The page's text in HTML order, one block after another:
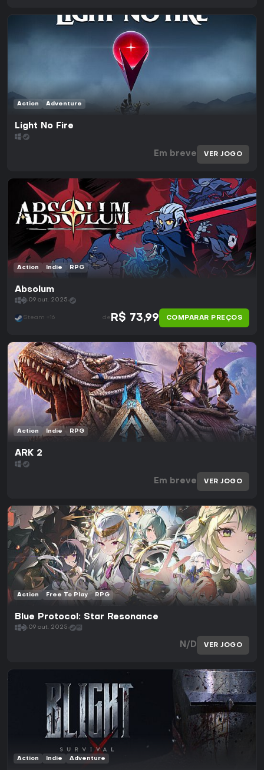
Action Adventure
Light No Fire
Em breve VER JOGO
Action Indie RPG
Absolum
09 out. 2025
Steam +16 de R$ 73,99 COMPARAR PREÇOS
Action Indie RPG
ARK 2
Em breve VER JOGO
Action Free To Play RPG
Blue Protocol: Star Resonance
09 out. 2025
N/D VER JOGO
Action Indie Adventure